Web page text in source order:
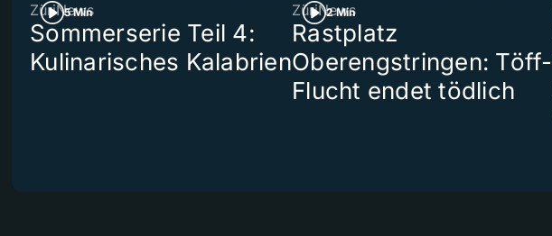
5 Min
ZüriNews
Sommerserie Teil 4:
Kulinarisches Kalabrien
2 Min
ZüriNews
Rastplatz
Oberengstringen: Töff-
Flucht endet tödlich